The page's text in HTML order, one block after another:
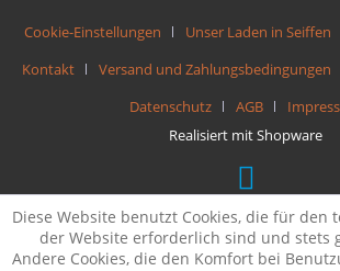
Cookie-Einstellungen Unser Laden in Seiffen
Kontakt
Versand und Zahlungsbedingungen
Datenschutz
AGB
Realisiert mit Shopware
Diese Website benutzt Cookies, die für den
der Website erforderlich sind und stets
Andere Cookies, die den Komfort bei